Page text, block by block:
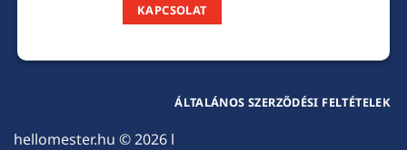
KAPCSOLAT
hellomester.hu © 2026 l
ÁLTALÁNOS SZERZŐDÉSI FELTÉTELEK